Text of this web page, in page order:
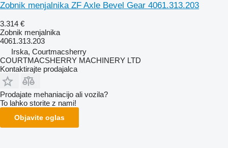
Zobnik menjalnika ZF Axle Bevel Gear 4061.313.203
3.314 €
Zobnik menjalnika
4061.313.203
Irska, Courtmacsherry
COURTMACSHERRY MACHINERY LTD
Kontaktirajte prodajalca
Prodajate mehaniacijo ali vozila?
To lahko storite z nami!
Objavite oglas